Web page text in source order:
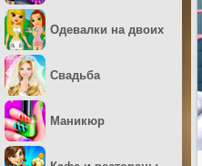
Одевалки на двоих
Свадьба
Маникюр